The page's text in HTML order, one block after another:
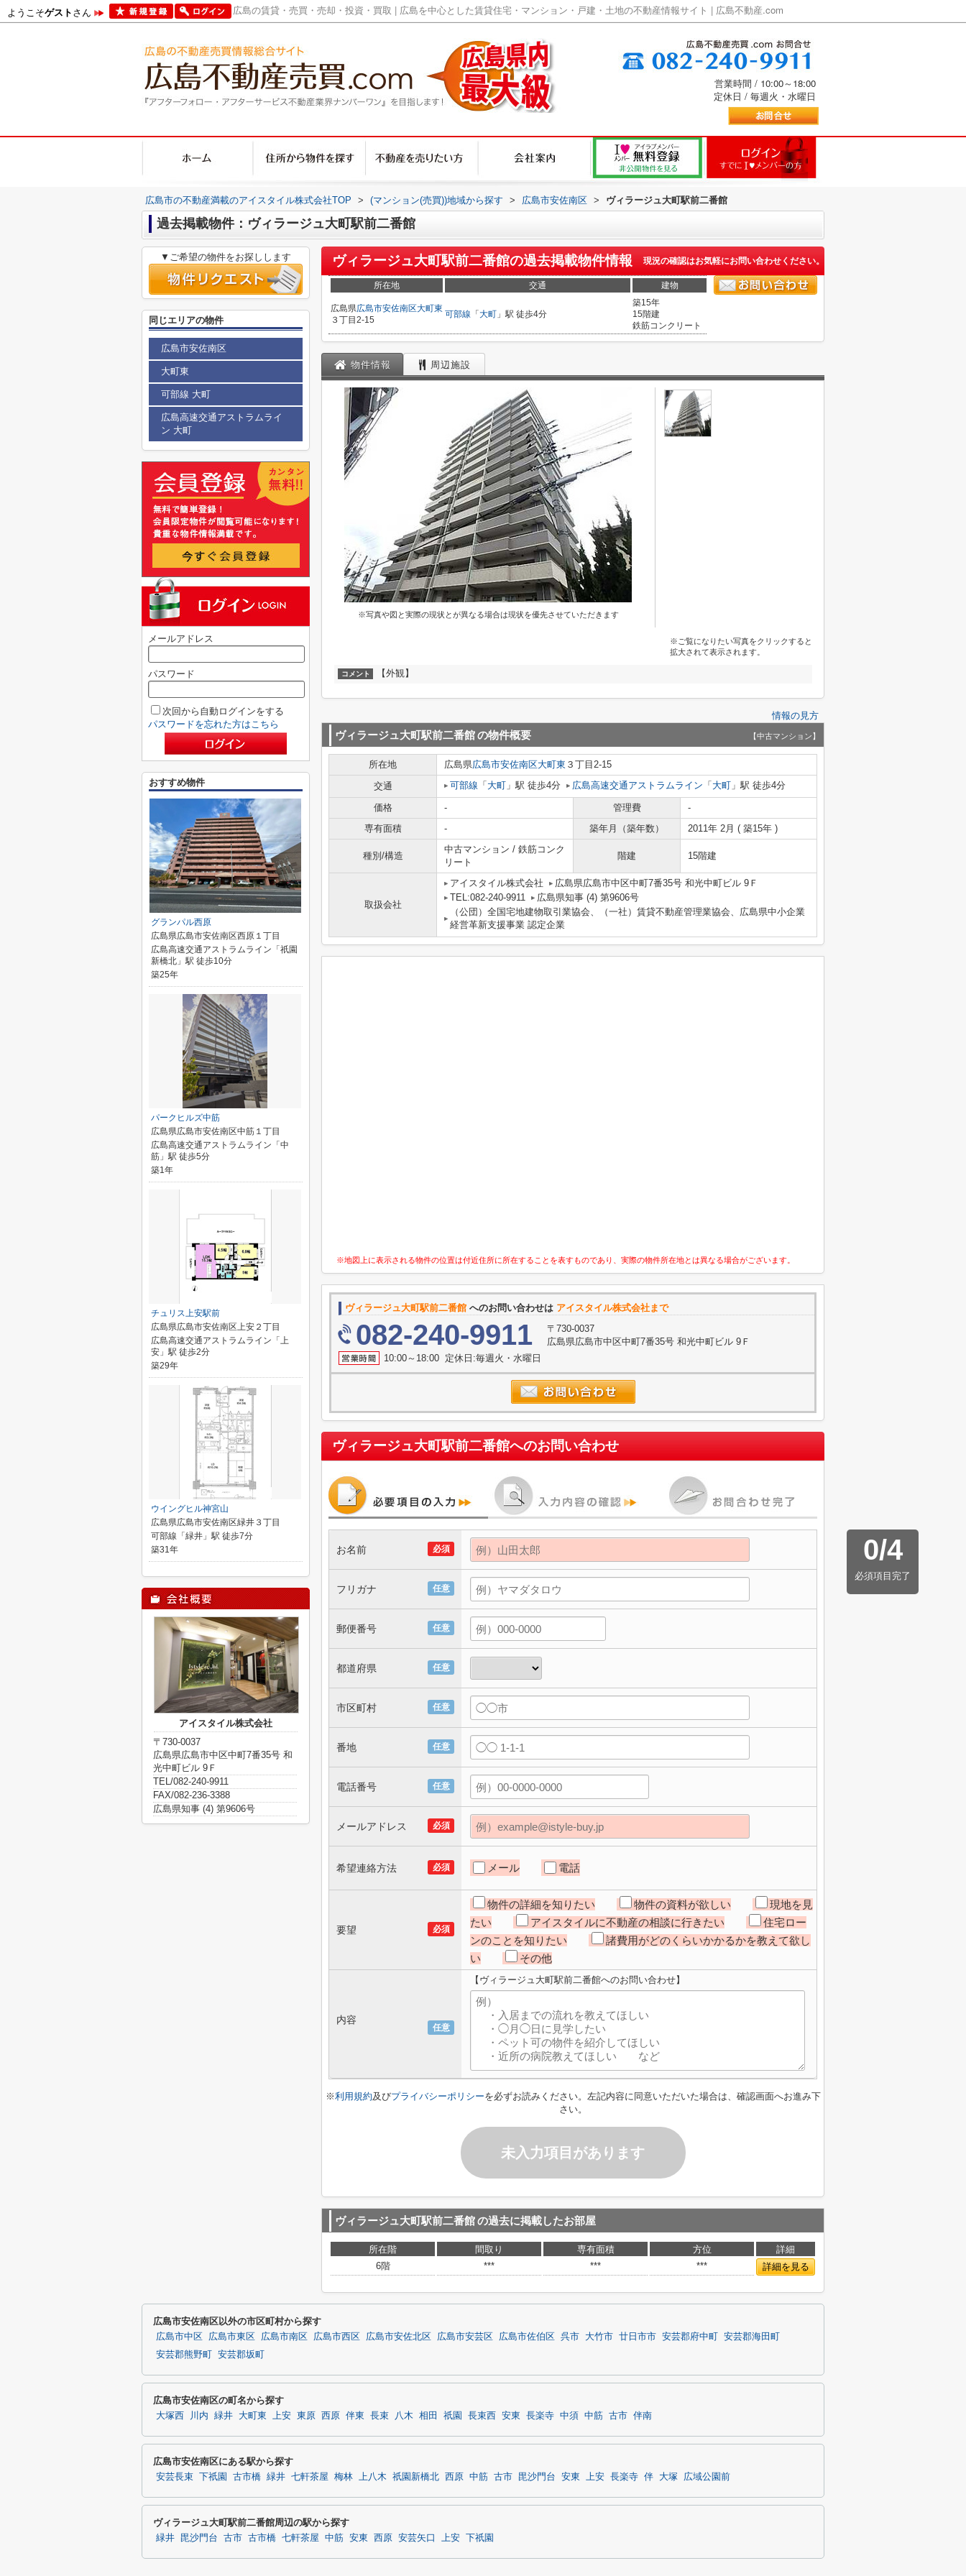
ようこそゲストさん 広島の賃貸・売買・売却・投資・買取 | 広島を中心とした賃貸住宅・マンション・戸建・土地の不動産情報サイト | 広島不動産.com
営業時間 / 10:00～18:00
定休日 / 毎週火・水曜日
広島市の不動産満載のアイスタイル株式会社TOP > (マンション(売買))地域から探す > 広島市安佐南区 > ヴィラージュ大町駅前二番館
過去掲載物件：ヴィラージュ大町駅前二番館
ヴィラージュ大町駅前二番館の過去掲載物件情報 現況の確認はお気軽にお問い合わせください。
所在地 交通 建物
広島県広島市安佐南区大町東
３丁目2-15
可部線 「 大町 」駅 徒歩4分
築15年
15階建
鉄筋コンクリート
物件情報 周辺施設
※写真や図と実際の現状とが異なる場合は現状を優先させていただきます
※ご覧になりたい写真をクリックすると
拡大されて表示されます。
コメント 【外観】
情報の見方
ヴィラージュ大町駅前二番館の物件概要 【中古マンション】
所在地 広島県広島市安佐南区大町東 ３丁目2-15
交通
可部線 「 大町 」駅 徒歩4分 広島高速交通アストラムライン 「 大町 」駅 徒歩4分
価格 - 管理費
-
専有面積
- 築年月（築年数） 2011年 2月 ( 築15年 )
種別/構造
中古マンション / 鉄筋コンク
リート
階建 15階建
取扱会社
アイスタイル株式会社
広島県広島市中区中町7番35号 和光中町ビル 9Ｆ
TEL:082-240-9911
広島県知事 (4) 第9606号
（公団）全国宅地建物取引業協会、（一社）賃貸不動産管理業協会、広島県中小企業
経営革新支援事業 認定企業
※地図上に表示される物件の位置は付近住所に所在することを表すものであり、実際の物件所在地とは異なる場合がございます。
ヴィラージュ大町駅前二番館 へのお問い合わせは アイスタイル株式会社まで
082-240-9911
〒730-0037
広島県広島市中区中町7番35号 和光中町ビル 9Ｆ
10:00～18:00 定休日:毎週火・水曜日
ヴィラージュ大町駅前二番館へのお問い合わせ
0/4
必須項目完了
必須
お名前
任意
フリガナ
任意
郵便番号
任意
都道府県
任意
市区町村
任意
番地
任意
電話番号
必須
メールアドレス
必須
希望連絡方法 メール 電話
必須
要望
物件の詳細を知りたい 物件の資料が欲しい
現地を見
たい
アイスタイルに不動産の相談に行きたい
住宅ロー
ンのことを知りたい
諸費用がどのくらいかかるかを教えて欲し
い
その他
任意
内容
【ヴィラージュ大町駅前二番館へのお問い合わせ】
※利用規約及びプライバシーポリシーを必ずお読みください。左記内容に同意いただいた場合は、確認画面へお進み下
さい。
未入力項目があります
ヴィラージュ大町駅前二番館の過去に掲載したお部屋
所在階 間取り 専有面積 方位
詳細
6階
*** *** *** 詳細を見る
▼ご希望の物件をお探しします
同じエリアの物件
広島市安佐南区
大町東
可部線 大町
広島高速交通アストラムライ
ン 大町
メールアドレス
パスワード
次回から自動ログインをする
パスワードを忘れた方はこちら
おすすめ物件
グランパル西原
広島県広島市安佐南区西原１丁目
広島高速交通アストラムライン「祇園
新橋北」駅 徒歩10分
築25年
パークヒルズ中筋
広島県広島市安佐南区中筋１丁目
広島高速交通アストラムライン「中
筋」駅 徒歩5分
築1年
チュリス上安駅前
広島県広島市安佐南区上安２丁目
広島高速交通アストラムライン「上
安」駅 徒歩2分
築29年
ウイングヒル神宮山
広島県広島市安佐南区緑井３丁目
可部線「緑井」駅 徒歩7分
築31年
アイスタイル株式会社
〒730-0037
広島県広島市中区中町7番35号 和
光中町ビル 9Ｆ
TEL/082-240-9911
FAX/082-236-3388
広島県知事 (4) 第9606号
広島市安佐南区以外の市区町村から探す
広島市中区 広島市東区 広島市南区 広島市西区 広島市安佐北区 広島市安芸区 広島市佐伯区 呉市 大竹市 廿日市市 安芸郡府中町
安芸郡海田町
安芸郡熊野町
安芸郡坂町
広島市安佐南区の町名から探す
大塚西 川内 緑井 大町東 上安 東原 西原 伴東 長束 八木 相田 祇園 長束西 安東 長楽寺 中須 中筋 古市 伴南
広島市安佐南区にある駅から探す
安芸長束 下祇園 古市橋 緑井 七軒茶屋 梅林 上八木 祇園新橋北 西原 中筋 古市 毘沙門台 安東 上安 長楽寺 伴 大塚 広域公園前
ヴィラージュ大町駅前二番館周辺の駅から探す
緑井 毘沙門台 古市 古市橋 七軒茶屋 中筋 安東 西原 安芸矢口 上安 下祇園